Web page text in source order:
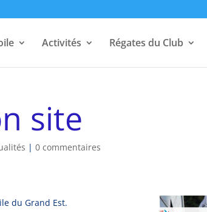
Activités Régates du Club
site
|0 commentaires
du Grand Est.